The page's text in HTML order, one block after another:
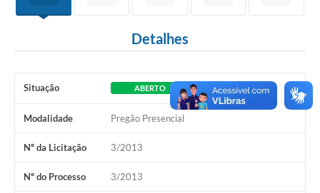
Detalhes
Situação ABERTO
Modalidade Pregão Presencial
Nº da Licitação 3/2013
Nº do Processo 3/2013